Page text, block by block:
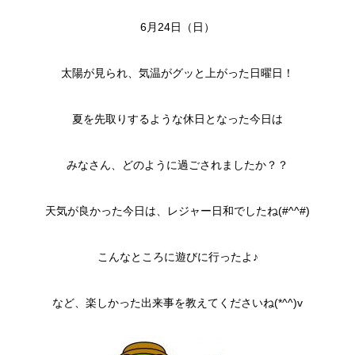
6月24日（日）
太陽が見られ、気温がグッと上がった日曜日！
夏を先取りするような休日となった今日は
みなさん、どのように過ごされましたか？？
天気が良かった今日は、レジャー日和でしたね(#^^#)
こんなところに遊びに行ったよ♪
など、楽しかった出来事を教えてくださいね(*^^)v